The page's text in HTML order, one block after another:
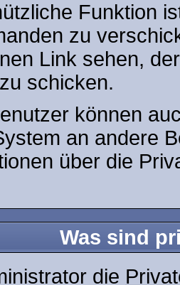
Funktion
zu
Link sehen,
schicken.
können
an andere
über die
Was sind
die